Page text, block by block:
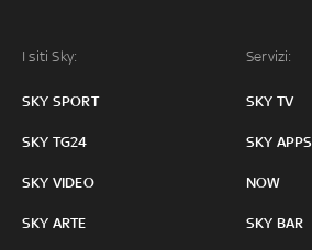
I siti Sky:
SKY SPORT
SKY TG24
SKY VIDEO
SKY ARTE
Servizi:
SKY TV
SKY APPS
NOW
SKY BAR